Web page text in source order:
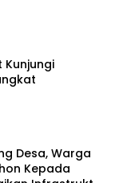
Desa, Warga
Kepada